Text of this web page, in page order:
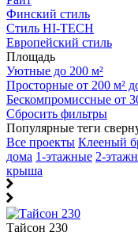
Финский стиль
Стиль HI-TECH
Европейский стиль
Площадь
Уютные до 200 м²
Просторные от 200 м²
Бескомпромиссные от
Сбросить фильтры
Популярные теги
Все проекты Клееный
дома 1-этажные 2-
крыша
Тайсон 230